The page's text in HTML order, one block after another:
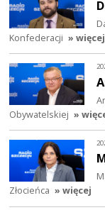
Konfederacji » więcej
Obywatelskiej »
Złocieńca » więcej